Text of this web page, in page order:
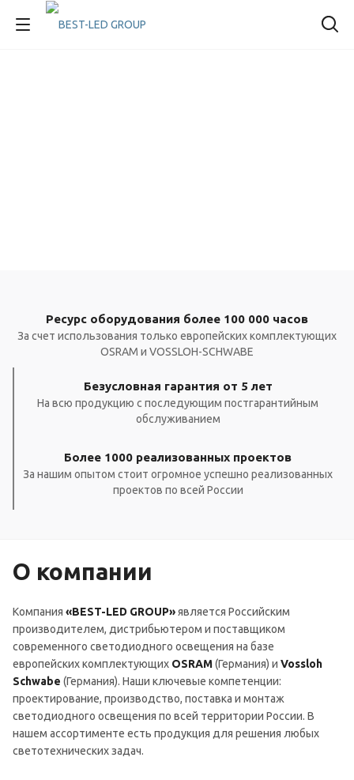
Ресурс оборудования более 100 000 часов
За счет использования только европейских комплектующих
OSRAM и VOSSLOH-SCHWABE
Безусловная гарантия от 5 лет
На всю продукцию с последующим постгарантийным
обслуживанием
Более 1000 реализованных проектов
За нашим опытом стоит огромное успешно реализованных
проектов по всей России
О компании
Компания «BEST-LED GROUP»является Российским
производителем, дистрибьютером и поставщиком
современного светодиодного освещения на базе
европейских комплектующих OSRAM(Германия) и Vossloh
Schwabe (Германия). Наши ключевые компетенции:
проектирование, производство, поставка и монтаж
светодиодного освещения по всей территории России. В
нашем ассортименте есть продукция для решения любых
светотехнических задач.